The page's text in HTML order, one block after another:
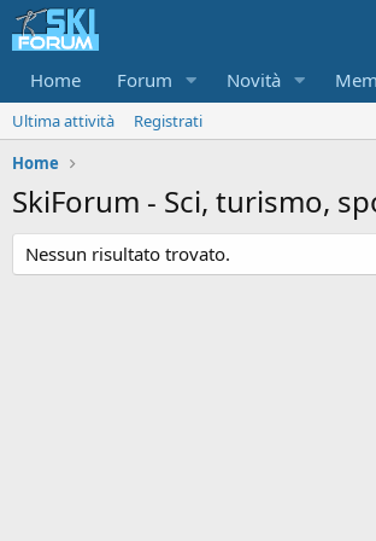
Home Forum Novità
Ultima attività
Registrati
Home
SkiForum - Sci, turismo,
Nessun risultato trovato.